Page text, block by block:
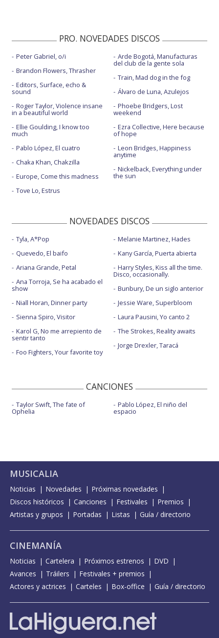
PRO. NOVEDADES DISCOS
Peter Gabriel, o/i
Brandon Flowers, Thrasher
Editors, Surface, echo &
sound
Roger Taylor, Violence insane
in a beautiful world
Ellie Goulding, I know too
much
Pablo López, El cuatro
Chaka Khan, Chakzilla
Europe, Come this madness
Tove Lo, Estrus
Arde Bogotá, Manufacturas
del club de la gente sola
Train, Mad dog in the fog
Álvaro de Luna, Azulejos
Phoebe Bridgers, Lost
weekend
Ezra Collective, Here because
of hope
Leon Bridges, Happiness
anytime
Nickelback, Everything under
the sun
NOVEDADES DISCOS
Tyla, A*Pop
Quevedo, El baifo
Ariana Grande, Petal
Ana Torroja, Se ha acabado el
show
Niall Horan, Dinner party
Sienna Spiro, Visitor
Karol G, No me arrepiento de
sentir tanto
Foo Fighters, Your favorite toy
Melanie Martinez, Hades
Kany García, Puerta abierta
Harry Styles, Kiss all the time.
Disco, occasionally.
Bunbury, De un siglo anterior
Jessie Ware, Superbloom
Laura Pausini, Yo canto 2
The Strokes, Reality awaits
Jorge Drexler, Taracá
CANCIONES
Taylor Swift, The fate of
Ophelia
Pablo López, El niño del
espacio
MUSICALIA
Noticias Novedades
Próximas novedades
Discos históricos
Canciones Festivales
Premios
Artistas y grupos
Portadas Listas Guía / directorio
CINEMANÍA
Noticias Cartelera Próximos estrenos
DVD
Avances
Tráilers
Festivales + premios
Actores y actrices
Carteles Box-office Guía / directorio